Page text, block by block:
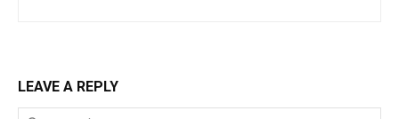
LEAVE A REPLY